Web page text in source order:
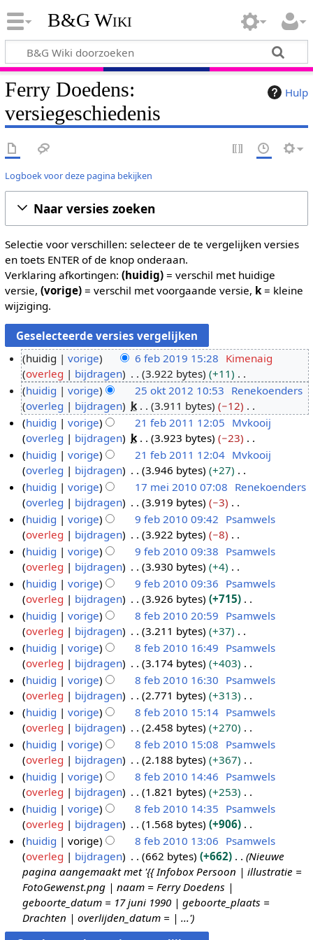
B&G Wiki
Hulp
Ferry Doedens:
versiegeschiedenis
Logboek voor deze pagina bekijken
Naar versies zoeken
Selectie voor verschillen: selecteer de te vergelijken versies
en toets ENTER of de knop onderaan.
Verklaring afkortingen: (huidig)= verschil met huidige
versie, (vorige)= verschil met voorgaande versie, k= kleine
wijziging.
b
0
9
huidig vorige 6 feb 2019 15:28 Kimenaig
overleg
bijdragen 3.922 bytes
+11
G
e
e
n
b
e
w
e
r
k
i
n
g
s
s
a
m
e
n
v
a
t
t
i
n
g
5
k
2
1
huidig vorige 25 okt 2012 10:53 Renekoenders
overleg
bijdragen k 3.911 bytes
−12
G
e
e
n
b
e
w
e
r
k
i
n
g
s
s
a
m
e
n
v
a
t
t
i
n
g
1
e
2
1
huidig vorige 21 feb 2011 12:05 Mvkooij
overleg
bijdragen k 3.923 bytes
−23
G
e
e
n
b
e
w
e
r
k
i
n
g
s
s
a
m
e
n
v
a
t
t
i
n
g
huidig vorige 21 feb 2011 12:04 Mvkooij
overleg
bijdragen 3.946 bytes
+27
G
e
e
n
b
e
w
e
r
k
i
n
g
s
s
a
m
e
n
v
a
t
t
i
n
g
7
e
2
1
huidig vorige 17 mei 2010 07:08 Renekoenders
overleg
bijdragen 3.919 bytes
−3
G
e
e
n
b
e
w
e
r
k
i
n
g
s
s
a
m
e
n
v
a
t
t
i
n
g
b
0
0
huidig vorige 9 feb 2010 09:42 Psamwels
overleg
bijdragen 3.922 bytes
−8
G
e
e
n
b
e
w
e
r
k
i
n
g
s
s
a
m
e
n
v
a
t
t
i
n
g
huidig vorige 9 feb 2010 09:38 Psamwels
overleg
bijdragen 3.930 bytes
+4
G
e
e
n
b
e
w
e
r
k
i
n
g
s
s
a
m
e
n
v
a
t
t
i
huidig vorige 9 feb 2010 09:36 Psamwels
overleg
bijdragen 3.926 bytes
+715
G
e
e
n
b
e
w
e
r
k
i
n
g
s
s
a
m
e
n
v
a
t
b
0
0
huidig vorige 8 feb 2010 20:59 Psamwels
overleg
bijdragen 3.211 bytes
+37
G
e
e
n
b
e
w
e
r
k
i
n
g
s
s
a
m
e
n
huidig vorige 8 feb 2010 16:49 Psamwels
overleg
bijdragen 3.174 bytes
+403
G
e
e
n
b
e
w
e
r
k
i
n
g
s
s
a
m
huidig vorige 8 feb 2010 16:30 Psamwels
overleg
bijdragen 2.771 bytes
+313
G
e
e
n
b
e
w
e
r
k
i
n
g
s
s
huidig vorige 8 feb 2010 15:14 Psamwels
overleg
bijdragen 2.458 bytes
+270
G
e
e
n
b
e
w
e
r
k
n
huidig vorige 8 feb 2010 15:08 Psamwels
overleg
bijdragen 2.188 bytes
+367
G
e
e
n
b
e
w
e
r
k
i
huidig vorige 8 feb 2010 14:46 Psamwels
overleg
bijdragen 1.821 bytes
+253
G
e
e
n
b
e
w
e
r
huidig vorige 8 feb 2010 14:35 Psamwels
overleg
bijdragen 1.568 bytes
+906
G
e
e
n
b
e
w
huidig vorige 8 feb 2010 13:06 Psamwels
overleg
bijdragen 662 bytes +662
Nieuwe
pagina aangemaakt met '{{ Infobox Persoon | illustratie =
FotoGewenst.png | naam = Ferry Doedens |
geboorte_datum = 17 juni 1990 | geboorte_plaats =
Drachten | overlijden_datum = | ...'